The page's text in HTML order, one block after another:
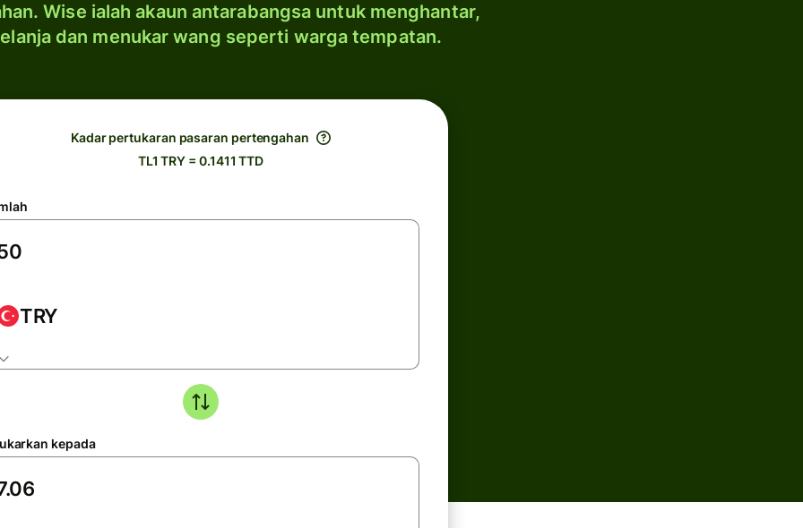
Wise ialah akaun antarabangsa untuk menghantar,
dan menukar wang seperti warga tempatan.
Kadar pertukaran pasaran pertengahan
TL1 TRY = 0.1411 TTD
TRY
kepada